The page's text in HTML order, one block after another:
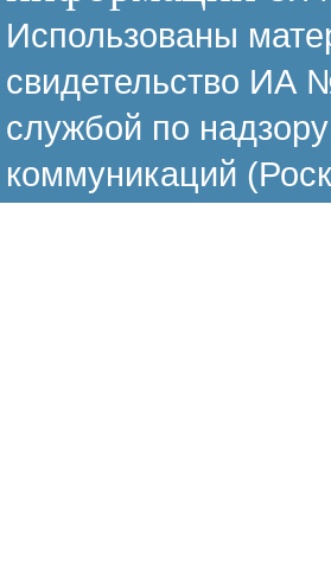
Использованы
свидетельство ИА
службой по
коммуникаций